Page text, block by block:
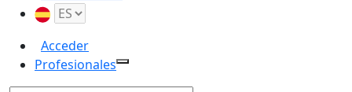
Acceder
Profesionales